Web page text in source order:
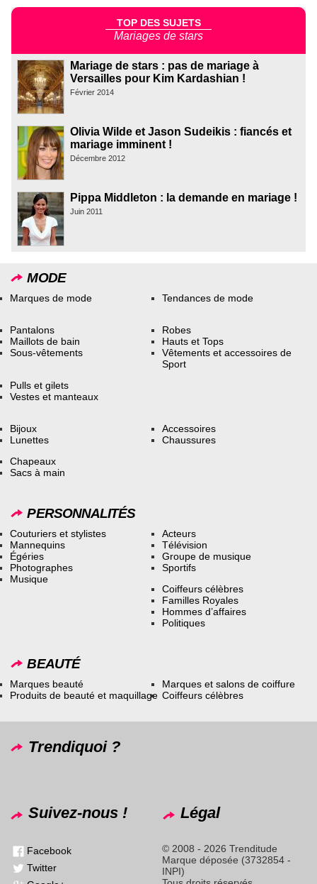
TOP DES SUJETS
Mariages de stars
Mariage de stars : pas de mariage à
Versailles pour Kim Kardashian !
Février 2014
Olivia Wilde et Jason Sudeikis : fiancés et
mariage imminent !
Décembre 2012
Pippa Middleton : la demande en mariage !
Juin 2011
MODE
Marques de mode Tendances de mode
Pantalons
Maillots de bain
Sous-vêtements
Robes
Hauts et Tops
Vêtements et accessoires de
Sport
Pulls et gilets
Vestes et manteaux
Bijoux
Lunettes
Accessoires
Chaussures
Chapeaux
Sacs à main
PERSONNALITÉS
Couturiers et stylistes
Mannequins
Égéries
Photographes
Musique
Acteurs
Télévision
Groupe de musique
Sportifs
Coiffeurs célèbres
Familles Royales
Hommes d’affaires
Politiques
BEAUTÉ
Marques beauté
Produits de beauté et maquillage
Marques et salons de coiffure
Coiffeurs célèbres
Trendiquoi ?
Suivez-nous !
Facebook
Twitter
Légal
© 2008 - 2026 Trenditude
Marque déposée (3732854 -
INPI)